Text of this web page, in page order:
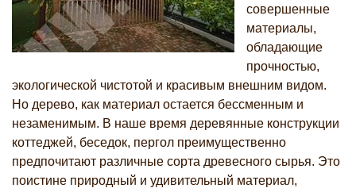
совершенные
материалы,
обладающие
прочностью,
экологической чистотой и красивым внешним видом.
Но дерево, как материал остается бессменным и
незаменимым. В наше время деревянные конструкции
коттеджей, беседок, пергол преимущественно
предпочитают различные сорта древесного сырья. Это
поистине природный и удивительный материал,